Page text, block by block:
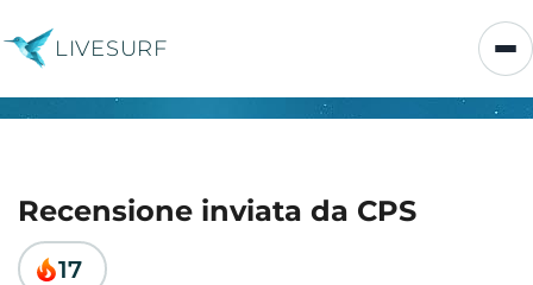
LIVESURF
Recensione inviata da CPS
17